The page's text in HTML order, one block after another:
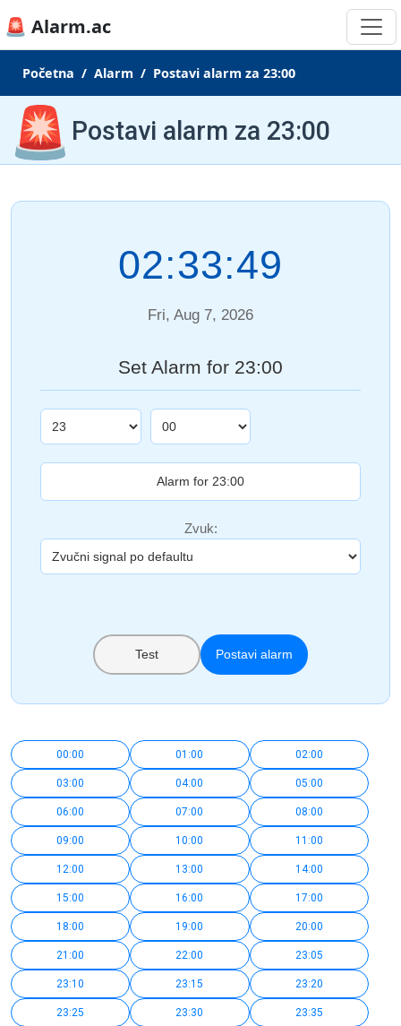
🚨 Alarm.ac
Početna Alarm Postavi alarm za 23:00
🚨 Postavi alarm za 23:00
02:33:50
Fri, Aug 7, 2026
Set Alarm for 23:00
Zvuk:
Test Postavi alarm
00:00 01:00 02:00
03:00 04:00 05:00
06:00 07:00 08:00
09:00 10:00 11:00
12:00 13:00 14:00
15:00 16:00 17:00
18:00 19:00 20:00
21:00 22:00 23:05
23:10 23:15 23:20
23:25 23:30 23:35